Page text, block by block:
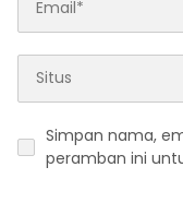
Simpan nama,
peramban ini